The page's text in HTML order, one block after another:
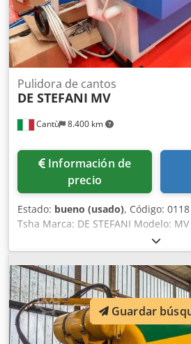
Cantù 8.400 km
Pulidora de cantos
DE STEFANI MV
Información de
precio
Estado: bueno (usado), Código:
Tsha Marca: DE STEFANI Modelo:
de cantos para pulir poliéster,
Características: Sistema de tracción
patines de goma Prensor superior
goma Barra de soporte ajustable
Composición: 1.er grupo - 2 cepillos
4 CV 2.º grupo - 1 cepillo - Motor de
superficie de trabajo: 870 mm
25 m/min Longitud de trabajo mín.:
Guardar